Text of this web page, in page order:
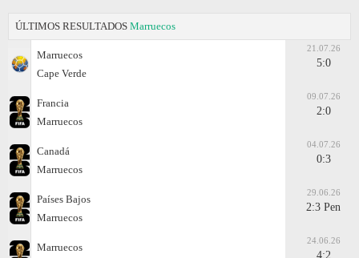
ÚLTIMOS RESULTADOS Marruecos
Marruecos
Cape Verde
21.07.26
5:0
Francia
Marruecos
09.07.26
2:0
Canadá
Marruecos
04.07.26
0:3
Países Bajos
Marruecos
29.06.26
2:3 Pen
Marruecos
24.06.26
4:2